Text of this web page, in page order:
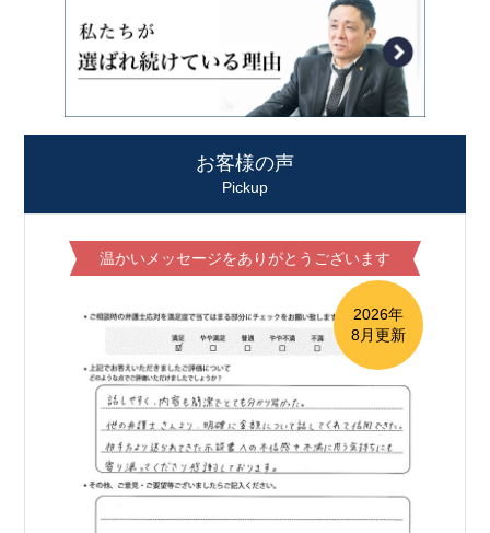
お客様の声
Pickup
温かいメッセージをありがとうございます
2026年
8月更新